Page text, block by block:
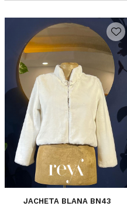
JACHETA BLANA BN43